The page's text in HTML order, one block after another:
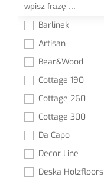
Barlinek
Artisan
Bear&Wood
Cottage 190
Cottage 260
Cottage 300
Da Capo
Decor Line
Deska Holzfloors